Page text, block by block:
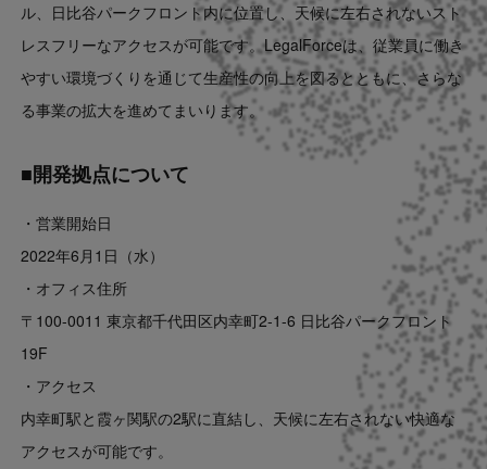
US website
ル、日比谷パークフロント内に位置し、天候に左右されないスト
レスフリーなアクセスが可能です。LegalForceは、従業員に働き
やすい環境づくりを通じて生産性の向上を図るとともに、さらな
る事業の拡大を進めてまいります。
■開発拠点について
・営業開始日
2022年6月1日（水）
・オフィス住所
〒100-0011 東京都千代田区内幸町2-1-6 日比谷パークフロント
19F
・アクセス
内幸町駅と霞ヶ関駅の2駅に直結し、天候に左右されない快適な
アクセスが可能です。